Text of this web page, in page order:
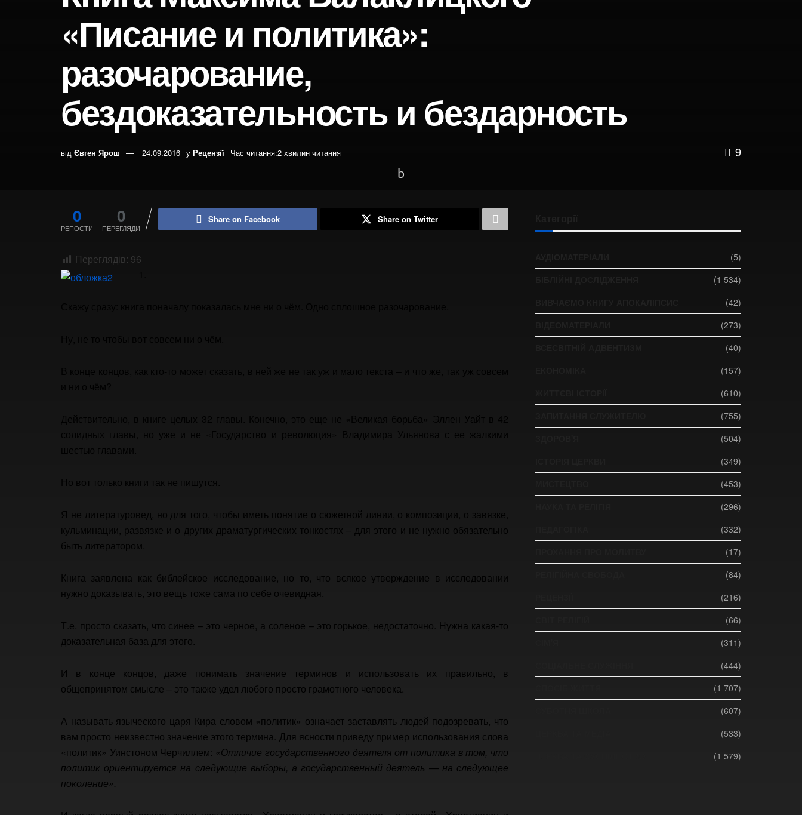
«Писание и политика»:
разочарование,
бездоказательность и бездарность
від Євген Ярош 24.09.2016 у Рецензії Час читання:2 хвилин читання 9
0
РЕПОСТИ
0
ПЕРЕГЛЯДИ
Share on Facebook Share on Twitter
Переглядів: 96
Я не литературовед, но для того, чтобы иметь понятие о сюжетной линии, о композиции, о завязке,
кульминации, развязке и о других драматургических тонкостях – для этого и не нужно обязательно
быть литератором.
Книга заявлена как библейское исследование, но то, что всякое утверждение в исследовании
нужно доказывать, это вещь тоже сама по себе очевидная.
Т.е. просто сказать, что синее – это черное, а соленое – это горькое, недостаточно. Нужна какая-то
доказательная база для этого.
И в конце концов, даже понимать значение терминов и использовать их правильно, в
общепринятом смысле – это также удел любого просто грамотного человека.
А называть языческого царя Кира словом «политик» означает заставлять людей подозревать, что
вам просто неизвестно значение этого термина. Для ясности приведу пример использования слова
«политик» Уинстоном Черчиллем: «Отличие государственного деятеля от политика в том, что
политик ориентируется на следующие выборы, а государственный деятель — на следующее
поколение».
(5)
(1 534)
(42)
(273)
(40)
(157)
(610)
(755)
(504)
(349)
(453)
(296)
(332)
(17)
(84)
(216)
(66)
(311)
(444)
(1 707)
(607)
(533)
(1 579)